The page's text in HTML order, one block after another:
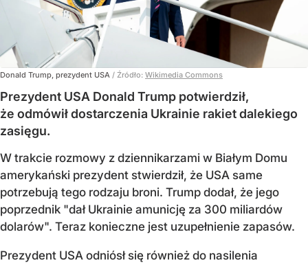
Donald Trump, prezydent USA / Źródło: Wikimedia Commons
Prezydent USA Donald Trump potwierdził,
że odmówił dostarczenia Ukrainie rakiet dalekiego
zasięgu.
W trakcie rozmowy z dziennikarzami w Białym Domu
amerykański prezydent stwierdził, że USA same
potrzebują tego rodzaju broni. Trump dodał, że jego
poprzednik "dał Ukrainie amunicję za 300 miliardów
dolarów". Teraz konieczne jest uzupełnienie zapasów.
Prezydent USA odniósł się również do nasilenia